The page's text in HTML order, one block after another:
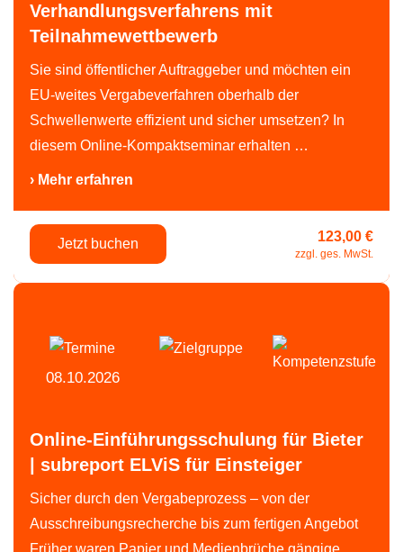
Verhandlungsverfahrens mit
Teilnahmewettbewerb
Sie sind öffentlicher Auftraggeber und möchten ein
EU-weites Vergabeverfahren oberhalb der
Schwellenwerte effizient und sicher umsetzen? In
diesem Online-Kompaktseminar erhalten …
› Mehr erfahren
Jetzt buchen 123,00 €
zzgl. ges. MwSt.
08.10.2026
Online-Einführungsschulung für Bieter
| subreport ELViS für Einsteiger
Sicher durch den Vergabeprozess – von der
Ausschreibungsrecherche bis zum fertigen Angebot